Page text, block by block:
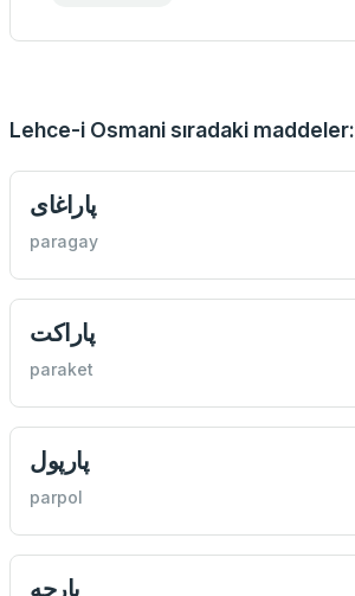
Lehce-i Osmani sıradaki maddeler:
پاراغای
paragay
پاراكت
paraket
پارپول
parpol
پارچه